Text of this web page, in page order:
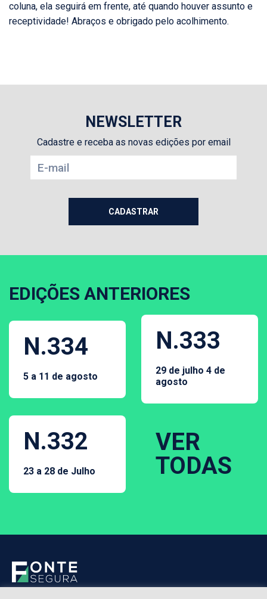
coluna, ela seguirá em frente, até quando houver assunto e
receptividade! Abraços e obrigado pelo acolhimento.
NEWSLETTER
Cadastre e receba as novas edições por email
EDIÇÕES ANTERIORES
N.334
5 a 11 de agosto
N.333
29 de julho 4 de
agosto
N.332
23 a 28 de Julho
VER
TODAS